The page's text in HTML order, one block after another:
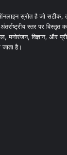
स्रोत है जो सटीक,
स्तर पर
मनोरंजन, विज्ञान, और
है।